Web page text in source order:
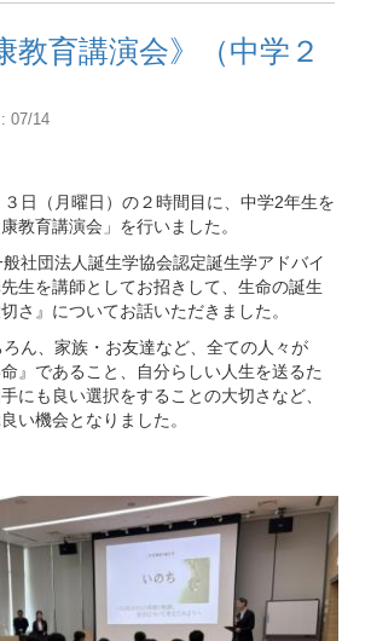
教育講演会》（中学２
07/14
日（月曜日）の２時間目に、中学2年生を
教育講演会」を行いました。
社団法人誕生学協会認定誕生学アドバイ
生を講師としてお招きして、生命の誕生
さ』についてお話いただきました。
ん、家族・お友達など、全ての人々が
命』であること、自分らしい人生を送るた
にも良い選択をすることの大切さなど、
い機会となりました。